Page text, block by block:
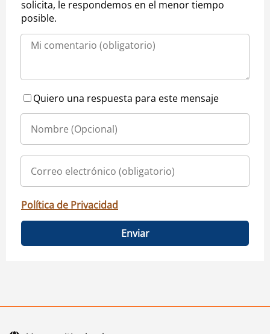
solicita, le respondemos en el menor tiempo
posible.
Quiero una respuesta para este mensaje
Política de Privacidad
Enviar